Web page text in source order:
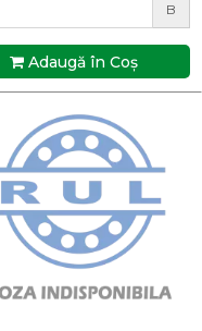
B
Adaugă în Coş